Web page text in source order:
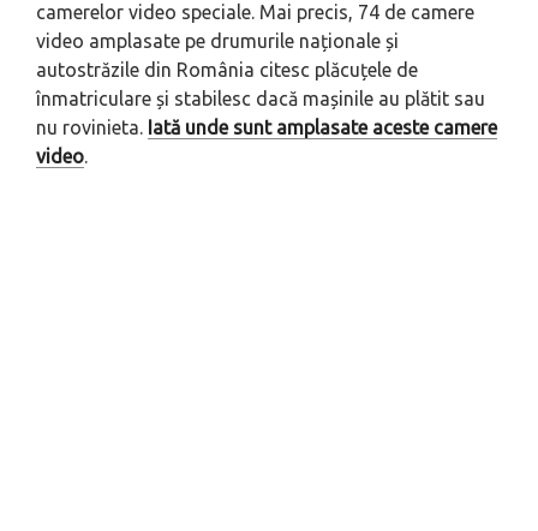
camerelor video speciale. Mai precis, 74 de camere
video amplasate pe drumurile naționale și
autostrăzile din România citesc plăcuțele de
înmatriculare și stabilesc dacă mașinile au plătit sau
nu rovinieta. Iată unde sunt amplasate aceste camere
video.